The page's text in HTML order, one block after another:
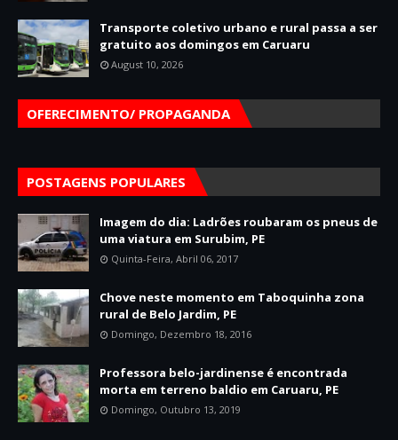
Transporte coletivo urbano e rural passa a ser
gratuito aos domingos em Caruaru
August 10, 2026
OFERECIMENTO/ PROPAGANDA
POSTAGENS POPULARES
Imagem do dia: Ladrões roubaram os pneus de
uma viatura em Surubim, PE
Quinta-Feira, Abril 06, 2017
Chove neste momento em Taboquinha zona
rural de Belo Jardim, PE
Domingo, Dezembro 18, 2016
Professora belo-jardinense é encontrada
morta em terreno baldio em Caruaru, PE
Domingo, Outubro 13, 2019